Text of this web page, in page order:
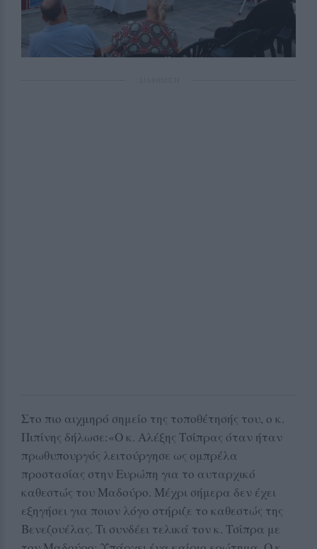
Στο πιο αιχμηρό σημείο της τοποθέτησής του, ο κ.
Πιπίνης δήλωσε:«Ο κ. Αλέξης Τσίπρας όταν ήταν
πρωθυπουργός λειτούργησε ως ομπρέλα
προστασίας στην Ευρώπη για το αυταρχικό
καθεστώς του Μαδούρο. Μέχρι σήμερα δεν έχει
εξηγήσει για ποιον λόγο στήριζε το καθεστώς της
Βενεζουέλας. Τι συνδέει τελικά τον κ. Τσίπρα με